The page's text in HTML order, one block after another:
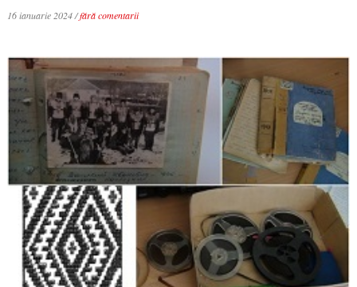
16 ianuarie 2024 /fără comentarii